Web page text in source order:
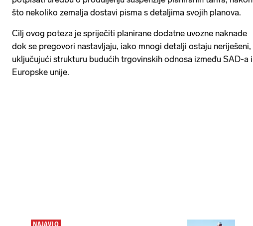
što nekoliko zemalja dostavi pisma s detaljima svojih planova.
Cilj ovog poteza je spriječiti planirane dodatne uvozne naknade
dok se pregovori nastavljaju, iako mnogi detalji ostaju neriješeni,
uključujući strukturu budućih trgovinskih odnosa između SAD-a i
Europske unije.
NAJAVIO